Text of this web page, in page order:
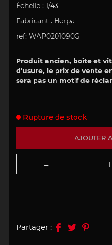
Échelle : 1/43
Fabricant : Herpa
ref: WAP0201090G
Produit ancien, boîte et
d'usure, le prix de vente
sera pas un motif de
AJOUTER
Rupture de stock
Partager :